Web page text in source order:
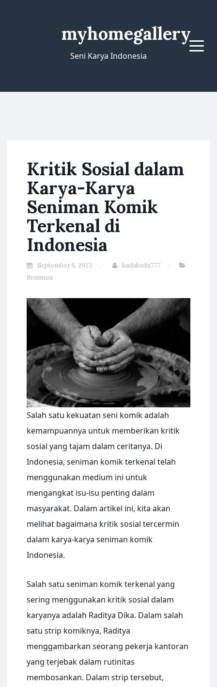
myhomegallery
Seni Karya Indonesia
Menu
Kritik Sosial dalam
Karya-Karya
Seniman Komik
Terkenal di
Indonesia
September 8, 2023
kudakuda777
Seniman
Salah satu kekuatan seni komik adalah
kemampuannya untuk memberikan kritik
sosial yang tajam dalam ceritanya. Di
Indonesia, seniman komik terkenal telah
menggunakan medium ini untuk
mengangkat isu-isu penting dalam
masyarakat. Dalam artikel ini, kita akan
melihat bagaimana kritik sosial tercermin
dalam karya-karya seniman komik
Indonesia.
Salah satu seniman komik terkenal yang
sering menggunakan kritik sosial dalam
karyanya adalah Raditya Dika. Dalam salah
satu strip komiknya, Raditya
menggambarkan seorang pekerja kantoran
yang terjebak dalam rutinitas
membosankan. Dalam strip tersebut,